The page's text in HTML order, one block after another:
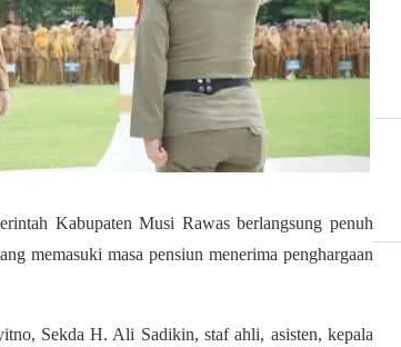
Kabupaten Musi Rawas berlangsung penuh
memasuki masa pensiun menerima penghargaan
Sekda H. Ali Sadikin, staf ahli, asisten, kepala